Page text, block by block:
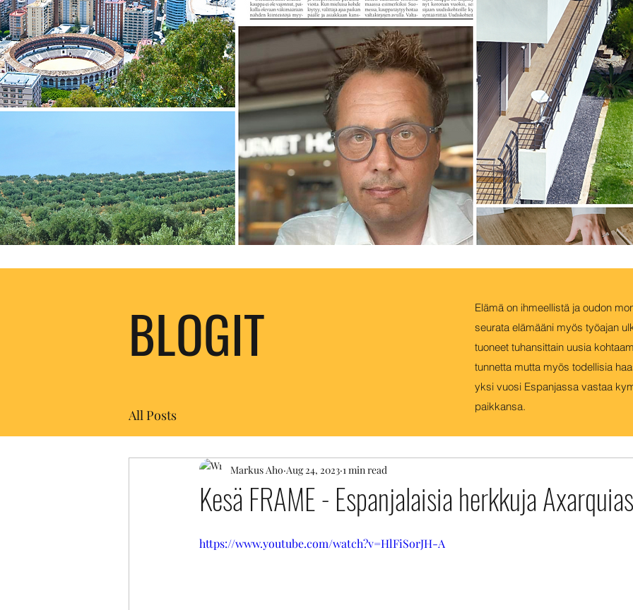
MARKUS AHO
KIINTEISTÖNVÄLITTÄJÄN OMAA ELÄMÄÄ ESPANJAN
BLOGIT
Elämä on ihmeellistä ja oudon
seurata elämääni myös työajan
tuoneet tuhansittain uusia
tunnetta mutta myös todellisia
yksi vuosi Espanjassa vastaa
paikkansa.
All Posts
Kesä FRAME - Espanjalaisia herkkuja
Markus Aho Aug 24, 2023 1 min read
https://www.youtube.com/watch?v=HlFiSorJH-A